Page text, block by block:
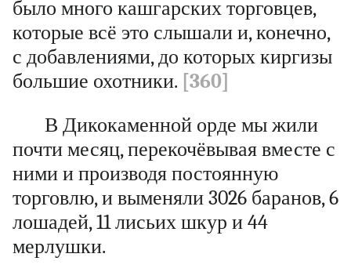
было много кашгарских торговцев,
которые всё это слышали и, конечно,
с добавлениями, до которых киргизы
большие охотники. [360]
В Дикокаменной орде мы жили
почти месяц, перекочёвывая вместе с
ними и производя постоянную
торговлю, и выменяли 3026 баранов, 6
лошадей, 11 лисьих шкур и 44
мерлушки.